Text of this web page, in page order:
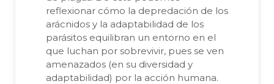
reflexionar cómo la depredación de los
arácnidos y la adaptabilidad de los
parásitos equilibran un entorno en el
que luchan por sobrevivir, pues se ven
amenazados (en su diversidad y
adaptabilidad) por la acción humana.